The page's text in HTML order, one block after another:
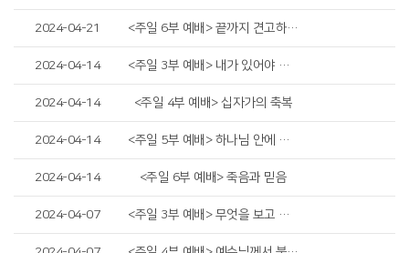
2024-04-21 <주일 6부 예배> 끝까지 견고하게 하시리라
2024-04-14 <주일 3부 예배> 내가 있어야 할 자리
2024-04-14 <주일 4부 예배> 십자가의 축복
2024-04-14 <주일 5부 예배> 하나님 안에 거하는 것
2024-04-14 <주일 6부 예배> 죽음과 믿음
2024-04-07 <주일 3부 예배> 무엇을 보고 있나요?